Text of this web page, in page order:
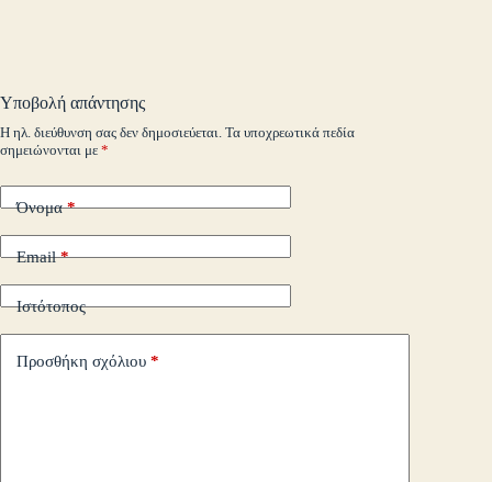
m
pp
εί
Υποβολή απάντησης
Η ηλ. διεύθυνση σας δεν δημοσιεύεται. Τα υποχρεωτικά πεδία
σημειώνονται με *
Όνομα*
Email*
Ιστότοπος
Προσθήκη σχόλιου *